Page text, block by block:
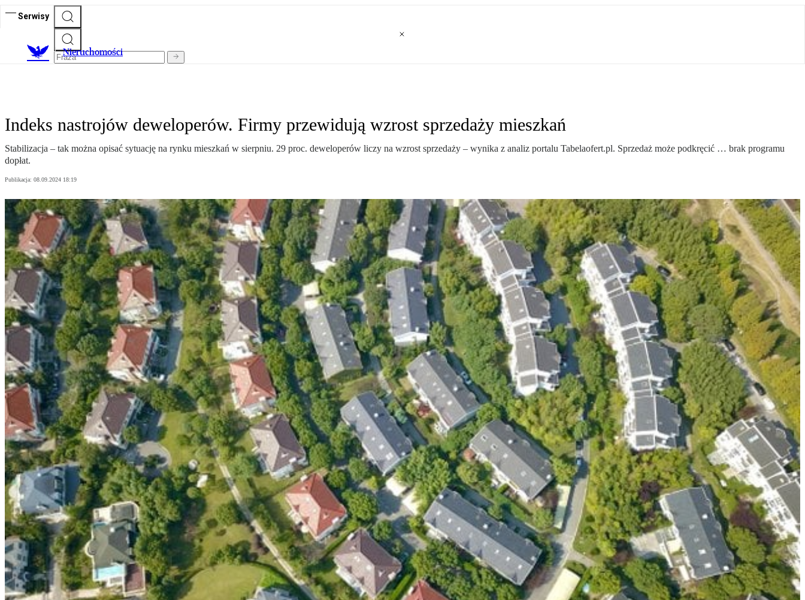
Serwisy
Nieruchomości
Indeks nastrojów deweloperów. Firmy przewidują wzrost sprzedaży mieszkań
Stabilizacja – tak można opisać sytuację na rynku mieszkań w sierpniu. 29 proc. deweloperów liczy na wzrost sprzedaży – wynika z analiz portalu Tabelaofert.pl. Sprzedaż może podkręcić … brak programu
dopłat.
Publikacja: 08.09.2024 18:19